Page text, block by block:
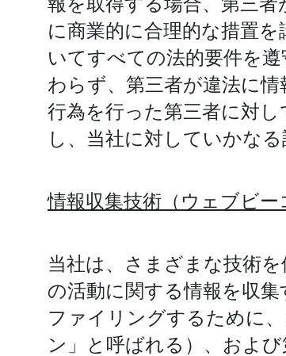
報を取得する場合、第三
に商業的に合理的な措置
いてすべての法的要件を
わらず、第三者が違法に
行為を行った第三者に対
し、当社に対していかな
情報収集技術（ウェブビー
当社は、さまざまな技術
の活動に関する情報を収
ファイリングするために
ン」と呼ばれる）、およ